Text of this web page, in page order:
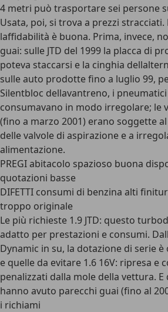
4 metri può trasportare sei persone
Usata, poi, si trova a prezzi stracciati.
laffidabilità è buona. Prima, invece,
guai: sulle JTD del 1999 la placca di
poteva staccarsi e la cinghia
sulle auto prodotte fino a luglio 99,
Silentbloc dellavantreno, i
consumavano in modo irregolare; le
(fino a marzo 2001) erano soggette
delle valvole di aspirazione e a
alimentazione.
PREGI abitacolo spazioso buona
quotazioni basse
DIFETTI consumi di benzina alti
troppo originale
Le più richieste 1.9 JTD: questo
adatto per prestazioni e consumi.
Dynamic in su, la dotazione di serie è
e quelle da evitare 1.6 16V: ripresa e
penalizzati dalla mole della vettura.
hanno avuto parecchi guai (fino al
i richiami